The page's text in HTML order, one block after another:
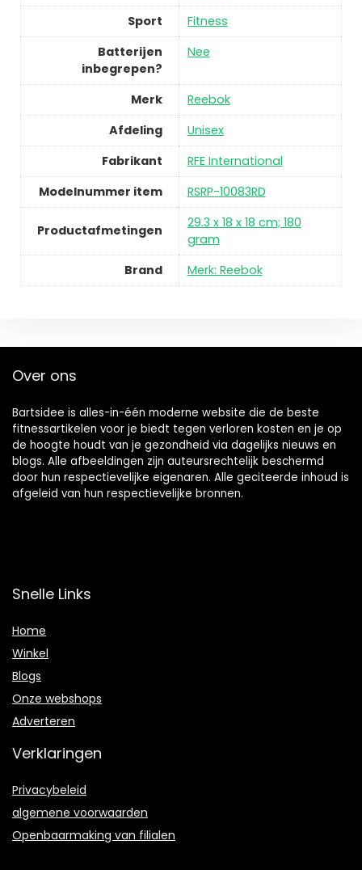
Sport
Fitness
Batterijen
inbegrepen?
Nee
Merk
Reebok
Afdeling
Unisex
Fabrikant
RFE International
Modelnummer item
RSRP-10083RD
Productafmetingen
29.3 x 18 x 18 cm; 180
gram
Brand
Merk: Reebok
Over ons
Bartsidee is alles-in-één moderne website die de beste
fitnessartikelen voor je biedt tegen verloren kosten en je op
de hoogte houdt van je gezondheid via dagelijks nieuws en
blogs. Alle afbeeldingen zijn auteursrechtelijk beschermd
door hun respectievelijke eigenaren. Alle geciteerde inhoud is
afgeleid van hun respectievelijke bronnen.
Snelle Links
Home
Winkel
Blogs
Onze webshops
Adverteren
Verklaringen
Privacybeleid
algemene voorwaarden
Openbaarmaking van filialen